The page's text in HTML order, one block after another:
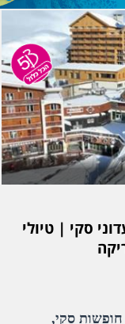
סקי | טיולי
חופשות סקי,